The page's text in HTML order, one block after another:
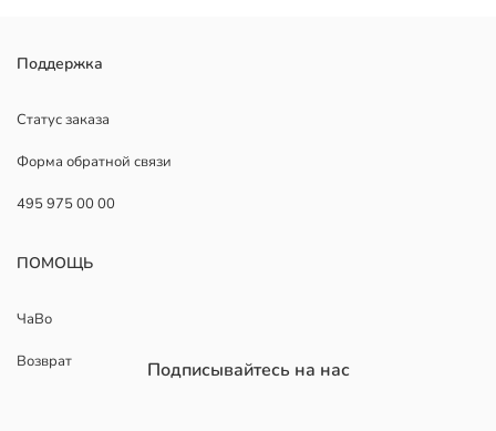
Поддержка
Статус заказа
Форма обратной связи
495 975 00 00
ПОМОЩЬ
ЧаВо
Возврат Подписывайтесь на нас